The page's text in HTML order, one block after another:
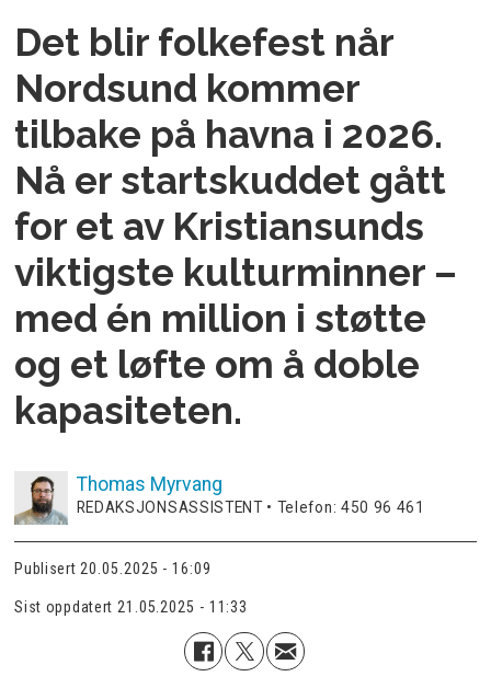
Det blir folkefest når
Nordsund kommer
tilbake på havna i 2026.
Nå er startskuddet gått
for et av Kristiansunds
viktigste kulturminner –
med én million i støtte
og et løfte om å doble
kapasiteten.
Thomas Myrvang
REDAKSJONSASSISTENT • Telefon: 450 96 461
Publisert 20.05.2025 - 16:09
Sist oppdatert 21.05.2025 - 11:33